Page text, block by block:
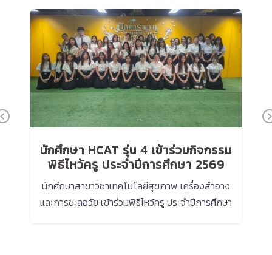
Previous
นักศึกษา HCAT รุ่น 4 เข้าร่วมกิจกรรม
พิธีไหว้ครู ประจำปีการศึกษา 2569
นักศึกษาสาขาวิชาเทคโนโลยีสุขภาพ เครื่องสำอาง
และการชะลอวัย เข้าร่วมพิธีไหว้ครู ประจำปีการศึกษา